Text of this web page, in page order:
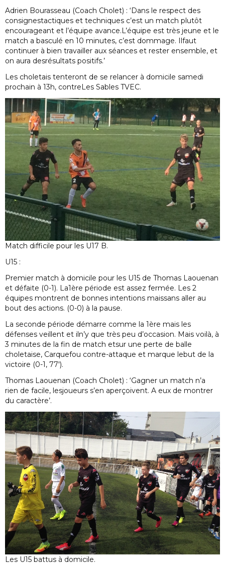
Adrien Bourasseau (Coach Cholet) : ‘Dans le respect des
consignestactiques et techniques c’est un match plutôt
encourageant et l’équipe avance.L’équipe est très jeune et le
match a basculé en 10 minutes, c’est dommage. Ilfaut
continuer à bien travailler aux séances et rester ensemble, et
on aura desrésultats positifs.’
Les choletais tenteront de se relancer à domicile samedi
prochain à 13h, contreLes Sables TVEC.
Match difficile pour les U17 B.
U15 :
Premier match à domicile pour les U15 de Thomas Laouenan
et défaite (0-1). La1ère période est assez fermée. Les 2
équipes montrent de bonnes intentions maissans aller au
bout des actions. (0-0) à la pause.
La seconde période démarre comme la 1ère mais les
défenses veillent et iln’y que très peu d’occasion. Mais voilà, à
3 minutes de la fin de match etsur une perte de balle
choletaise, Carquefou contre-attaque et marque lebut de la
victoire (0-1, 77′).
Thomas Laouenan (Coach Cholet) : ‘Gagner un match n’a
rien de facile, lesjoueurs s’en aperçoivent. A eux de montrer
du caractère’.
Les U15 battus à domicile.